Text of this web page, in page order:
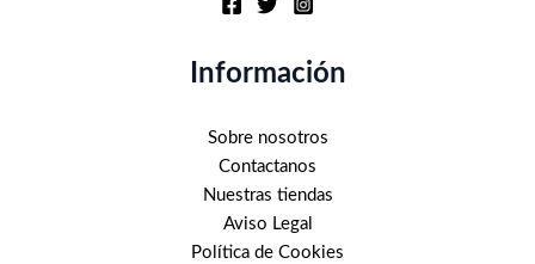
Información
Sobre nosotros
Contactanos
Nuestras tiendas
Aviso Legal
Política de Cookies